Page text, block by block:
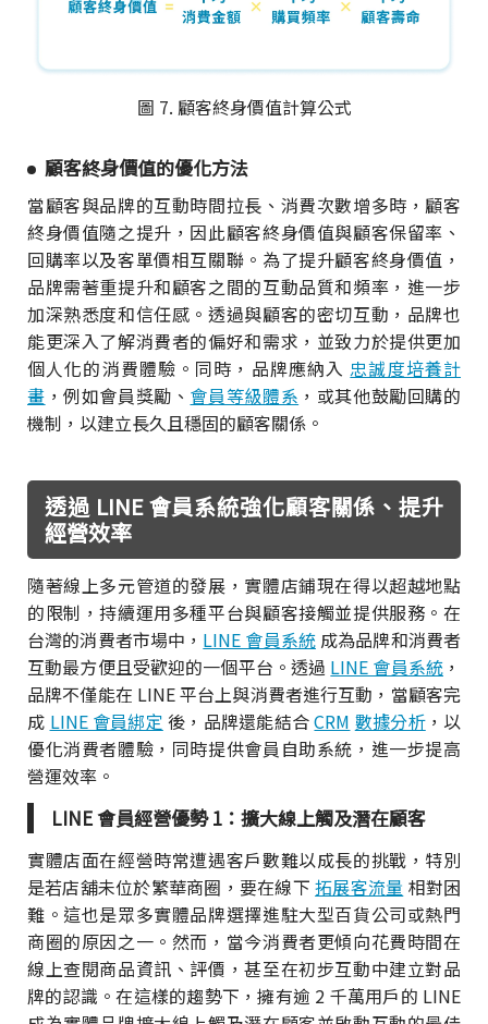
圖 7. 顧客終身價值計算公式
顧客終身價值的優化方法
當顧客與品牌的互動時間拉長、消費次數增多時，顧客
終身價值隨之提升，因此顧客終身價值與顧客保留率、
回購率以及客單價相互關聯。為了提升顧客終身價值，
品牌需著重提升和顧客之間的互動品質和頻率，進一步
加深熟悉度和信任感。透過與顧客的密切互動，品牌也
能更深入了解消費者的偏好和需求，並致力於提供更加
個人化的消費體驗。同時，品牌應納入 忠誠度培養計
畫 ，例如會員獎勵、 會員等級體系 ，或其他鼓勵回購的
機制，以建立長久且穩固的顧客關係。
透過 LINE 會員系統強化顧客關係、提升
經營效率
隨著線上多元管道的發展，實體店鋪現在得以超越地點
的限制，持續運用多種平台與顧客接觸並提供服務。在
台灣的消費者市場中， LINE 會員系統成為品牌和消費者
互動最方便且受歡迎的一個平台。透過 LINE 會員系統 ，
品牌不僅能在 LINE 平台上與消費者進行互動，當顧客完
成 LINE 會員綁定 後，品牌還能結合CRM 數據分析，以
優化消費者體驗，同時提供會員自助系統，進一步提高
營運效率。
LINE 會員經營優勢 1：擴大線上觸及潛在顧客
實體店面在經營時常遭遇客戶數難以成長的挑戰，特別
是若店舖未位於繁華商圈，要在線下拓展客流量 相對困
難。這也是眾多實體品牌選擇進駐大型百貨公司或熱門
商圈的原因之一。然而，當今消費者更傾向花費時間在
線上查閱商品資訊、評價，甚至在初步互動中建立對品
牌的認識。在這樣的趨勢下，擁有逾 2 千萬用戶的 LINE